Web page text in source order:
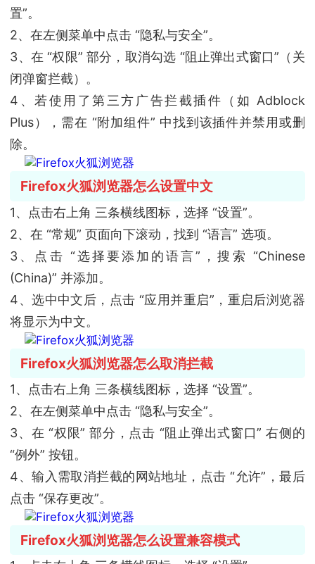
置”。
2、在左侧菜单中点击 “隐私与安全”。
3、在 “权限” 部分，取消勾选 “阻止弹出式窗口”（关
闭弹窗拦截）。
4、若使用了第三方广告拦截插件（如 Adblock
Plus），需在 “附加组件” 中找到该插件并禁用或删
除。
Firefox火狐浏览器怎么设置中文
1、点击右上角 三条横线图标，选择 “设置”。
2、在 “常规” 页面向下滚动，找到 “语言” 选项。
3、点击 “选择要添加的语言”，搜索 “Chinese
(China)” 并添加。
4、选中中文后，点击 “应用并重启”，重启后浏览器
将显示为中文。
Firefox火狐浏览器怎么取消拦截
1、点击右上角 三条横线图标，选择 “设置”。
2、在左侧菜单中点击 “隐私与安全”。
3、在 “权限” 部分，点击 “阻止弹出式窗口” 右侧的
“例外” 按钮。
4、输入需取消拦截的网站地址，点击 “允许”，最后
点击 “保存更改”。
Firefox火狐浏览器怎么设置兼容模式